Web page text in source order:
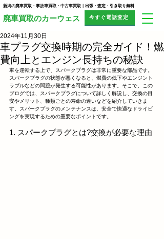
今すぐ電話査定
​廃車買取のカーウェス
新潟の廃車買取・事故車買取・中古車買取｜出張・査定・引き取り無料
車プラグ交換時期の完全ガイド！燃
費向上とエンジン長持ちの秘訣
2024年11月30日
車を運転する上で、スパークプラグは非常に重要な部品です。
スパークプラグの状態が悪くなると、燃費の低下やエンジント
ラブルなどの問題が発生する可能性があります。そこで、この
ブログでは、スパークプラグについて詳しく解説し、交換の目
安やメリット、種類ごとの寿命の違いなどを紹介していきま
す。スパークプラグのメンテナンスは、安全で快適なドライビ
ングを実現するための重要なポイントです。
1. スパークプラグとは?交換が必要な理由